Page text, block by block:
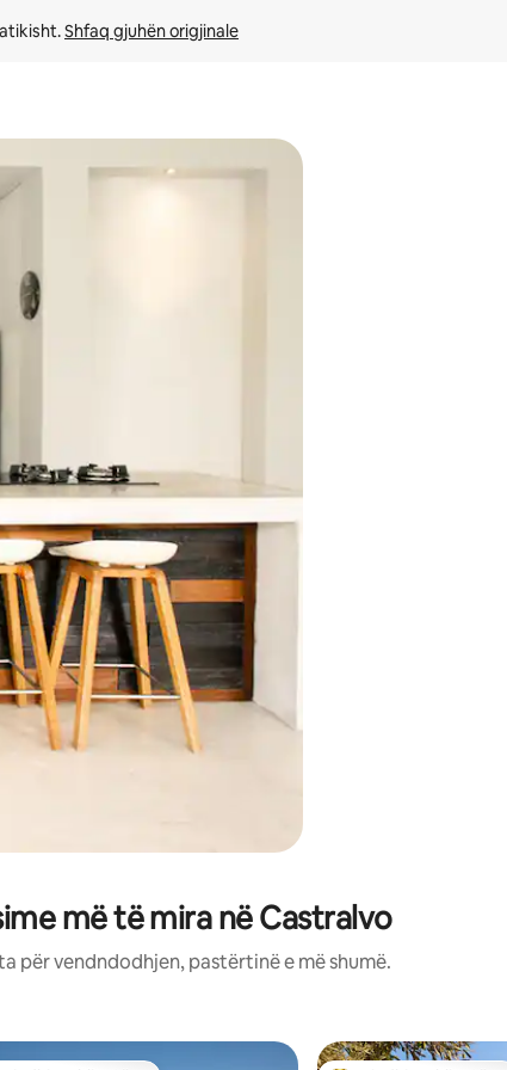
Shfaq gjuhën origjinale
duke prekur ose duke lëvizur ekranin.
më të mira në Castralvo
për vendndodhjen, pastërtinë e më shumë.